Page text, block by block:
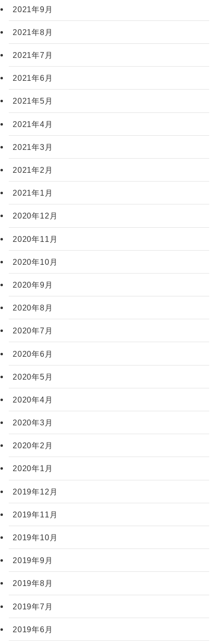
2021年9月
2021年8月
2021年7月
2021年6月
2021年5月
2021年4月
2021年3月
2021年2月
2021年1月
2020年12月
2020年11月
2020年10月
2020年9月
2020年8月
2020年7月
2020年6月
2020年5月
2020年4月
2020年3月
2020年2月
2020年1月
2019年12月
2019年11月
2019年10月
2019年9月
2019年8月
2019年7月
2019年6月